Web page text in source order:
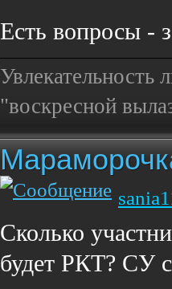
Есть вопросы -
Увлекательность
"воскресной
Сколько
будет РКТ? СУ